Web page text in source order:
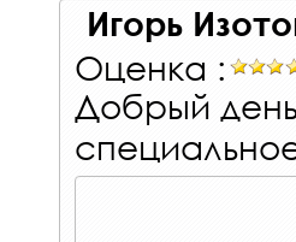
Игорь
Оценка :
Добрый